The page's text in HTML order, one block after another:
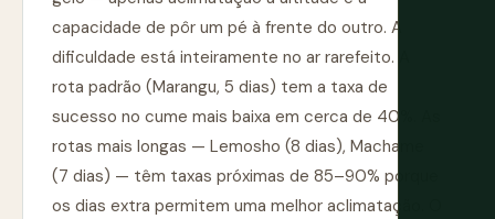
capacidade de pôr um pé à frente do outro. A
dificuldade está inteiramente no ar rarefeito. A
rota padrão (Marangu, 5 dias) tem a taxa de
sucesso no cume mais baixa em cerca de 40%. As
rotas mais longas — Lemosho (8 dias), Machame
(7 dias) — têm taxas próximas de 85–90% porque
os dias extra permitem uma melhor aclimatação. O